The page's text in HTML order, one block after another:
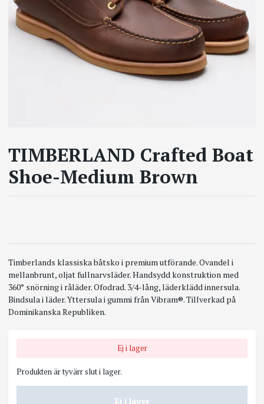
TIMBERLAND Crafted Boat
Shoe-Medium Brown
Timberlands klassiska båtsko i premium utförande. Ovandel i
mellanbrunt, oljat fullnarvsläder. Handsydd konstruktion med
360° snörning i råläder. Ofodrad. 3/4-lång, läderklädd innersula.
Bindsula i läder. Yttersula i gummi från Vibram®. Tillverkad på
Dominikanska Republiken.
Ej i lager
Produkten är tyvärr slut i lager.
Ej i lager